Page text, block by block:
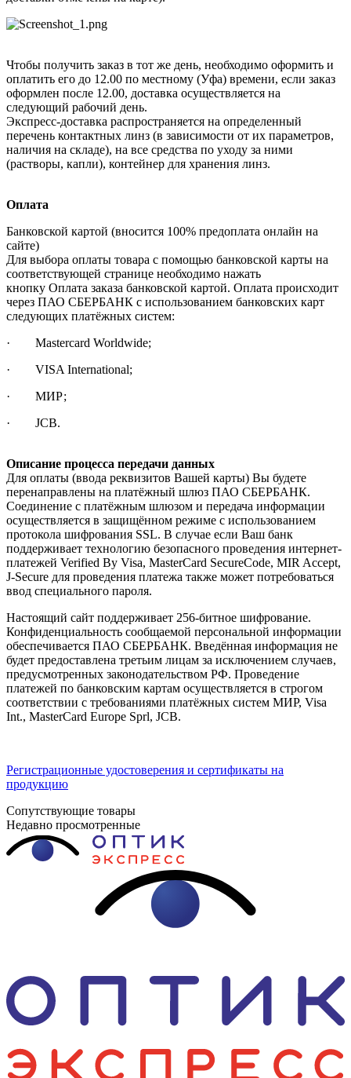
Чтобы получить заказ в тот же день, необходимо оформить и
оплатить его до 12.00 по местному (Уфа) времени, если заказ
оформлен после 12.00, доставка осуществляется на
следующий рабочий день.
Экспресс-доставка распространяется на определенный
перечень контактных линз (в зависимости от их параметров,
наличия на складе), на все средства по уходу за ними
(растворы, капли), контейнер для хранения линз.
Оплата
Банковской картой (вносится 100% предоплата онлайн на
сайте)
Для выбора оплаты товара с помощью банковской карты на
соответствующей странице необходимо нажать
кнопку Оплата заказа банковской картой. Оплата происходит
через ПАО СБЕРБАНК с использованием банковских карт
следующих платёжных систем:
· Mastercard Worldwide;
· VISA International;
· МИР;
· JCB.
Описание процесса передачи данных
Для оплаты (ввода реквизитов Вашей карты) Вы будете
перенаправлены на платёжный шлюз ПАО СБЕРБАНК.
Соединение с платёжным шлюзом и передача информации
осуществляется в защищённом режиме с использованием
протокола шифрования SSL. В случае если Ваш банк
поддерживает технологию безопасного проведения интернет-
платежей Verified By Visa, MasterCard SecureCode, MIR Accept,
J-Secure для проведения платежа также может потребоваться
ввод специального пароля.
Настоящий сайт поддерживает 256-битное шифрование.
Конфиденциальность сообщаемой персональной информации
обеспечивается ПАО СБЕРБАНК. Введённая информация не
будет предоставлена третьим лицам за исключением случаев,
предусмотренных законодательством РФ. Проведение
платежей по банковским картам осуществляется в строгом
соответствии с требованиями платёжных систем МИР, Visa
Int., MasterCard Europe Sprl, JCB.
Регистрационные удостоверения и сертификаты на
продукцию
Сопутствующие товары
Недавно просмотренные